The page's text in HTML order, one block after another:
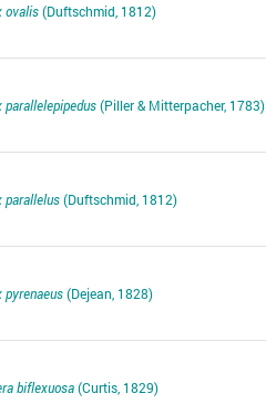
ovalis(Duftschmid, 1812)
parallelepipedus(Piller & Mitterpacher, 1783)
parallelus(Duftschmid, 1812)
pyrenaeus(Dejean, 1828)
biflexuosa(Curtis, 1829)